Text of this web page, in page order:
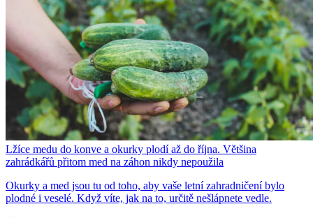
Lžíce medu do konve a okurky plodí až do října. Většina
zahrádkářů přitom med na záhon nikdy nepoužila
Okurky a med jsou tu od toho, aby vaše letní zahradničení bylo
plodné i veselé. Když víte, jak na to, určitě nešlápnete vedle.